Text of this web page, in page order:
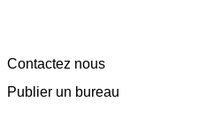
Contactez nous
Publier un bureau